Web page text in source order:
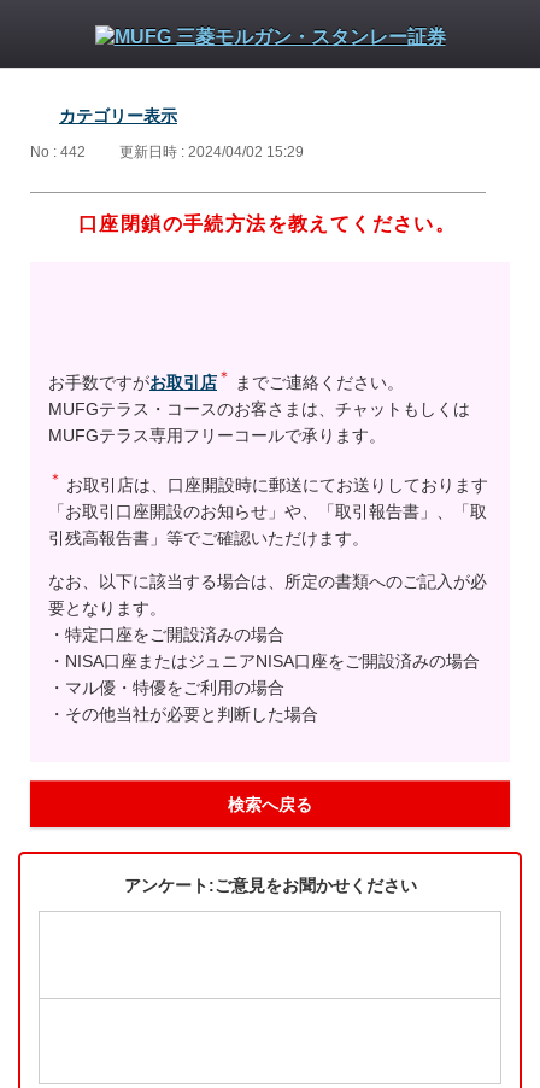
カテゴリー表示
No : 442 更新日時 : 2024/04/02 15:29
口座閉鎖の手続方法を教えてください。
お手数ですがお取引店 ＊
までご連絡ください。
MUFGテラス・コースのお客さまは、チャットもしくは
MUFGテラス専用フリーコールで承ります。
＊ お取引店は、口座開設時に郵送にてお送りしております
「お取引口座開設のお知らせ」や、「取引報告書」、「取
引残高報告書」等でご確認いただけます。
なお、以下に該当する場合は、所定の書類へのご記入が必
要となります。
・特定口座をご開設済みの場合
・NISA口座またはジュニアNISA口座をご開設済みの場合
・マル優・特優をご利用の場合
・その他当社が必要と判断した場合
検索へ戻る
アンケート:ご意見をお聞かせください